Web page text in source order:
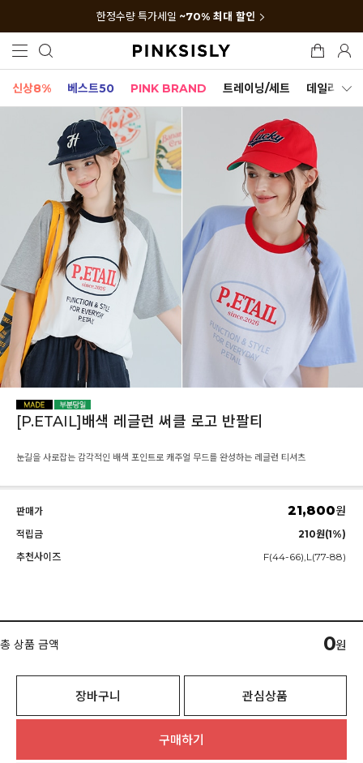
한정수량 특가세일 ~70% 최대 할인
신상8% 베스트50 PINK BRAND 트레이닝/세트 데일리세트
[P.ETAIL]배색 레글런 써클 로고 반팔티
눈길을 사로잡는 감각적인 배색 포인트로 캐주얼 무드를 완성하는 레글런 티셔츠
판매가 21,800원
적립금
210원(1%)
추천사이즈
F(44-66),L(77-88)
총 상품 금액 0원
장바구니 관심상품
구매하기